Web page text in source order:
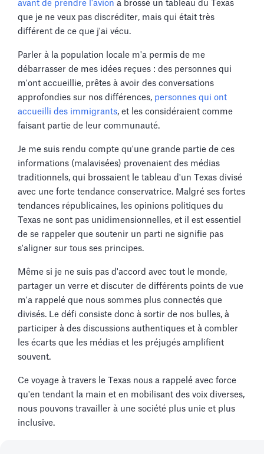
avant de prendre l'avion a brossé un tableau du Texas
que je ne veux pas discréditer, mais qui était très
différent de ce que j'ai vécu.
Parler à la population locale m'a permis de me
débarrasser de mes idées reçues : des personnes qui
m'ont accueillie, prêtes à avoir des conversations
approfondies sur nos différences, personnes qui ont
accueilli des immigrants, et les considéraient comme
faisant partie de leur communauté.
Je me suis rendu compte qu'une grande partie de ces
informations (malavisées) provenaient des médias
traditionnels, qui brossaient le tableau d'un Texas divisé
avec une forte tendance conservatrice. Malgré ses fortes
tendances républicaines, les opinions politiques du
Texas ne sont pas unidimensionnelles, et il est essentiel
de se rappeler que soutenir un parti ne signifie pas
s'aligner sur tous ses principes.
Même si je ne suis pas d'accord avec tout le monde,
partager un verre et discuter de différents points de vue
m'a rappelé que nous sommes plus connectés que
divisés. Le défi consiste donc à sortir de nos bulles, à
participer à des discussions authentiques et à combler
les écarts que les médias et les préjugés amplifient
souvent.
Ce voyage à travers le Texas nous a rappelé avec force
qu'en tendant la main et en mobilisant des voix diverses,
nous pouvons travailler à une société plus unie et plus
inclusive.